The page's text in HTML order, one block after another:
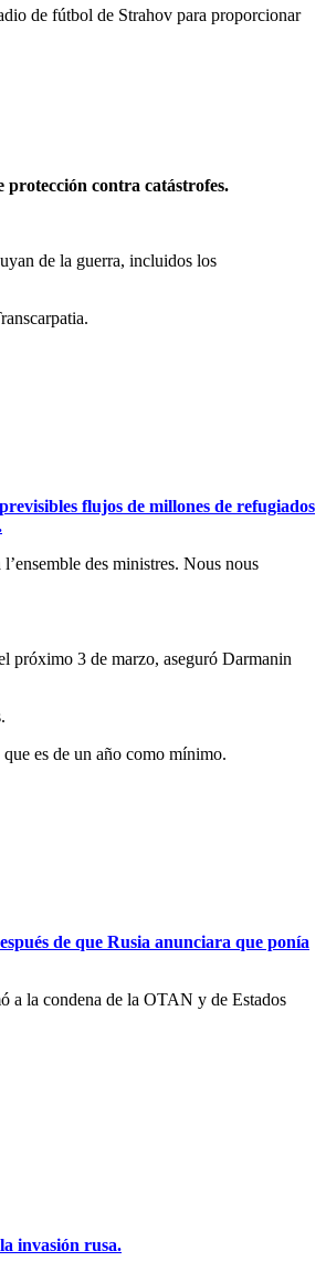
de fútbol de Strahov para proporcionar
protección contra catástrofes.
de la guerra, incluidos los
flujos de millones de refugiados
l’ensemble des ministres. Nous nous
próximo 3 de marzo, aseguró Darmanin
es de un año como mínimo.
de que Rusia anunciara que ponía
a la condena de la OTAN y de Estados
invasión rusa.